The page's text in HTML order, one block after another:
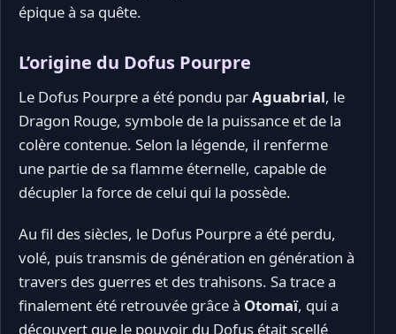
épique à sa quête.
L’origine du Dofus Pourpre
Le Dofus Pourpre a été pondu parAguabrial, le
Dragon Rouge, symbole de la puissance et de la
colère contenue. Selon la légende, il renferme
une partie de sa flamme éternelle, capable de
décupler la force de celui qui la possède.
Au fil des siècles, le Dofus Pourpre a été perdu,
volé, puis transmis de génération en génération à
travers des guerres et des trahisons. Sa trace a
finalement été retrouvée grâce à Otomaï, qui a
découvert que le pouvoir du Dofus était scellé